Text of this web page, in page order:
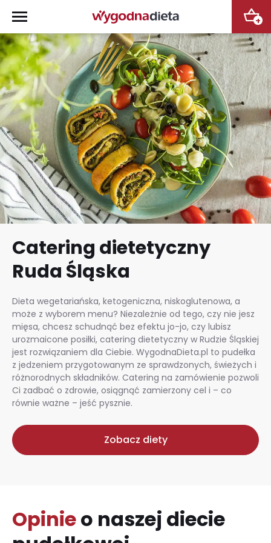
+
Catering dietetyczny
Ruda Śląska
Dieta wegetariańska, ketogeniczna, niskoglutenowa, a
może z wyborem menu? Niezależnie od tego, czy nie jesz
mięsa, chcesz schudnąć bez efektu jo-jo, czy lubisz
urozmaicone posiłki, catering dietetyczny w Rudzie Śląskiej
jest rozwiązaniem dla Ciebie. WygodnaDieta.pl to pudełka
z jedzeniem przygotowanym ze sprawdzonych, świeżych i
różnorodnych składników. Catering na zamówienie pozwoli
Ci zadbać o zdrowie, osiągnąć zamierzony cel i – co
równie ważne – jeść pysznie.
Zobacz diety
Opinieo naszej diecie